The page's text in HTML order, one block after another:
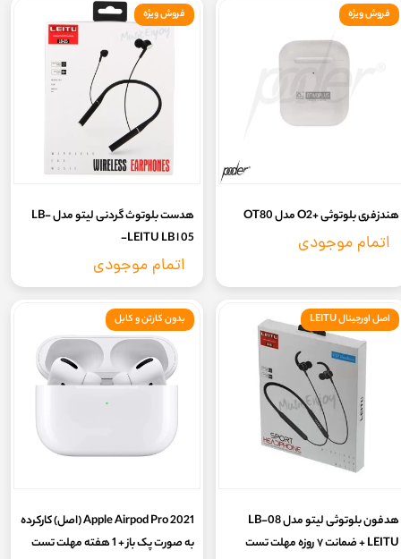
هندزفری بلوتوثی +O2 مدل OT80
اتمام موجودی
فروش ویژه
هدست بلوتوث گردنی لیتو مدل LB-
05 ا LEITU LB-
اتمام موجودی
فروش ویژه
هدفون بلوتوثی لیتو مدل LB-08
LEITU + ضمانت ۷ روزه مهلت تست
اصل اورجینال LEITU
2021 Apple Airpod Pro (اصل) کارکرده
به صورت پک باز + 1 هفته مهلت تست
بدون کارتن و کابل